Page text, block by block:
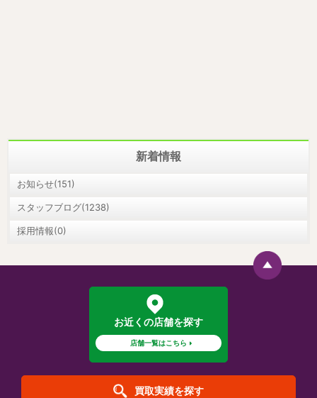
新着情報
お知らせ(151)
スタッフブログ(1238)
採用情報(0)
お近くの店舗を探す
店舗一覧はこちら
買取実績を探す